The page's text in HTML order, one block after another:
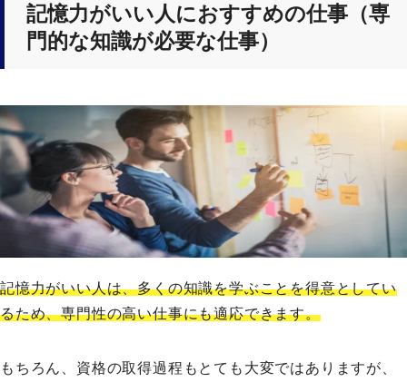
記憶力がいい人におすすめの仕事（専
門的な知識が必要な仕事）
記憶力がいい人は、多くの知識を学ぶことを得意としてい
るため、専門性の高い仕事にも適応できます。
もちろん、資格の取得過程もとても大変ではありますが、